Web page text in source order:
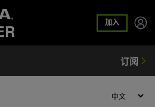
加入